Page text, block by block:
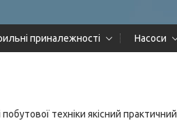
приналежності Насоси
техніки якісний практичний